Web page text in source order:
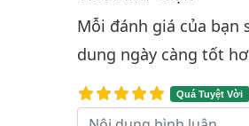
Mỗi đánh giá của
dung ngày càng tốt
Quá Tuyệt Vời
Nội dung bình luận